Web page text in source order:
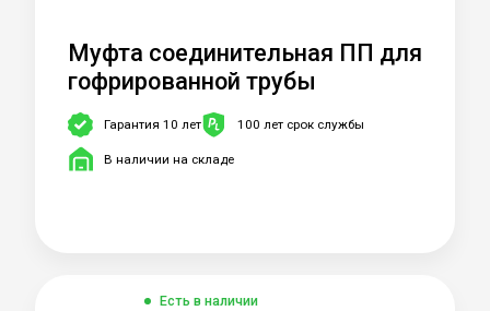
Муфта соединительная ПП для
гофрированной трубы
Гарантия 10 лет 100 лет срок службы
В наличии на складе
Есть в наличии